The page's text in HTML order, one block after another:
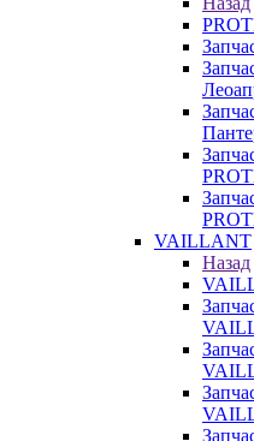
VAILLANT
Назад